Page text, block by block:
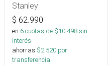
Stanley
$ 62.990
en 6cuotas de $10.498sin
interés
ahorras $2.520 por
transferencia.